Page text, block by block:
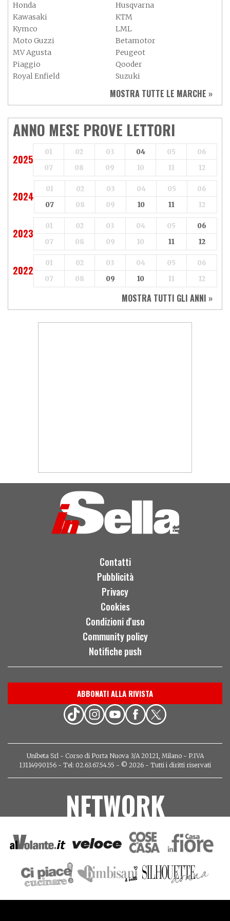
Honda
Husqvarna
Kawasaki
KTM
Kymco
LML
Moto Guzzi
Betamotor
MV Agusta
Peugeot
Piaggio
Qooder
Royal Enfield
Suzuki
Yamaha
Aeon
Aspes
Axy
Baotian
MOSTRA TUTTE LE MARCHE »
ANNO MESE PROVE LETTORI
2025
01 02 03 04 05
06
07
08 09 10 11 12
2024
01 02 03 04 05
06
07
08 09 10 11 12
2023
01 02 03 04 05
06
07
08 09 10 11 12
2022
01 02 03 04 05
06
07
08 09 10 11 12
MOSTRA TUTTI GLI ANNI »
Contatti
Pubblicità
Privacy
Cookies
Condizioni d'uso
Community policy
Notifiche push
ABBONATI ALLA RIVISTA
Unibeta Srl - Corso di Porta Nuova 3/A 20121, Milano - P.IVA
13114990156 - Tel: 02.63.67.54.55 - © 2026 - Tutti i diritti riservati
NETWORK